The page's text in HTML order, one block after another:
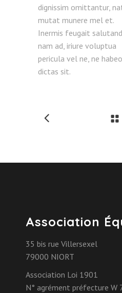
dignissim omittantur,
mutat munere mel et.
Inermis feugait
nam ad, iriure voluptua
pericula vel ne, ne habeo
dictas sit.
Association
35 bis rue Villersexel
79000 NIORT
Association Loi 1901
N° agrément préfecture W